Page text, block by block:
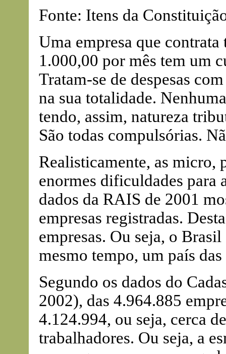
Fonte: Itens da
Uma empresa que
1.000,00 por mês tem um
Tratam-se de despesas
na sua totalidade.
tendo, assim, natureza
São todas compulsórias.
Realisticamente, as micro,
enormes dificuldades para
dados da RAIS de 2001
empresas registradas.
empresas. Ou seja, o
mesmo tempo, um país
Segundo os dados do
2002), das 4.964.885
4.124.994, ou seja, cerca
trabalhadores. Ou seja, a